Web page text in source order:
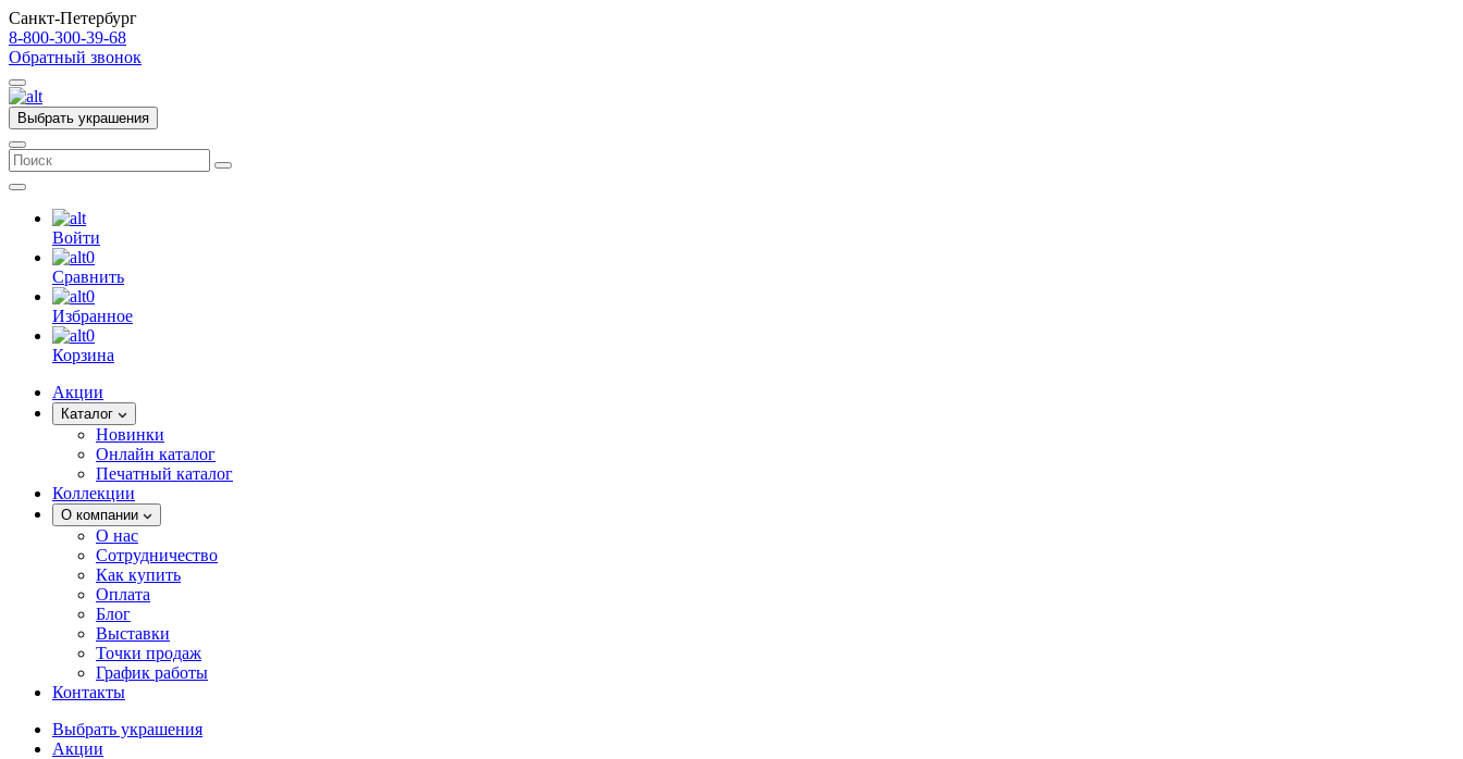
Санкт-Петербург
8-800-300-39-68
Обратный звонок
Выбрать украшения
Войти
0
Сравнить
0
Избранное
0
Корзина
Акции
Каталог
Новинки
Онлайн каталог
Печатный каталог
Коллекции
О компании
О нас
Сотрудничество
Как купить
Оплата
Блог
Выставки
Точки продаж
График работы
Контакты
Выбрать украшения
Акции